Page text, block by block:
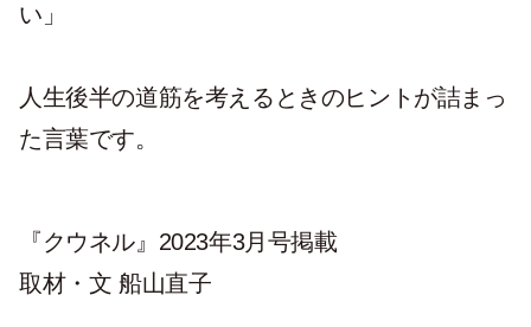
い」
人生後半の道筋を考えるときのヒントが詰まっ
た言葉です。
『クウネル』2023年3月号掲載
取材・文 船山直子